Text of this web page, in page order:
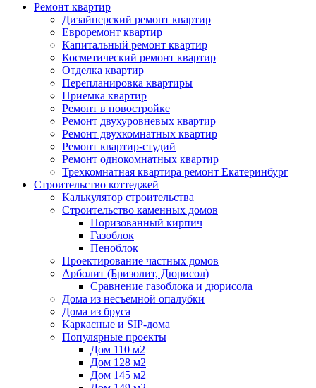
Ремонт квартир
Дизайнерский ремонт квартир
Евроремонт квартир
Капитальный ремонт квартир
Косметический ремонт квартир
Отделка квартир
Перепланировка квартиры
Приемка квартир
Ремонт в новостройке
Ремонт двухуровневых квартир
Ремонт двухкомнатных квартир
Ремонт квартир-студий
Ремонт однокомнатных квартир
Трехкомнатная квартира ремонт Екатеринбург
Строительство коттеджей
Калькулятор строительства
Строительство каменных домов
Поризованный кирпич
Газоблок
Пеноблок
Проектирование частных домов
Арболит (Бризолит, Дюрисол)
Сравнение газоблока и дюрисола
Дома из несъемной опалубки
Дома из бруса
Каркасные и SIP-дома
Популярные проекты
Дом 110 м2
Дом 128 м2
Дом 145 м2